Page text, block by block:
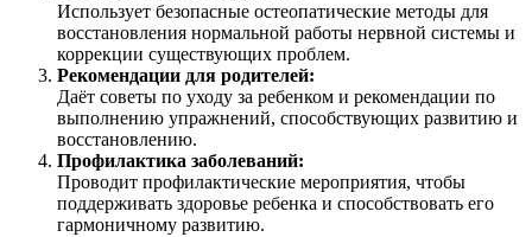
Использует безопасные остеопатические методы для
восстановления нормальной работы нервной системы и
коррекции существующих проблем.
Рекомендации для родителей:
Даёт советы по уходу за ребенком и рекомендации по
выполнению упражнений, способствующих развитию и
восстановлению.
Профилактика заболеваний:
Проводит профилактические мероприятия, чтобы
поддерживать здоровье ребенка и способствовать его
гармоничному развитию.